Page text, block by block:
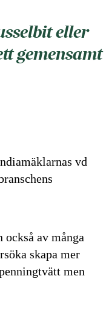
eller
gemensamt
vd
också av många
skapa mer
men